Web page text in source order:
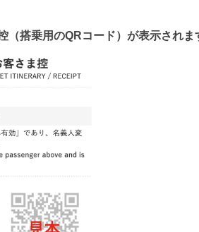
（搭乗用のQRコード）が表示されま